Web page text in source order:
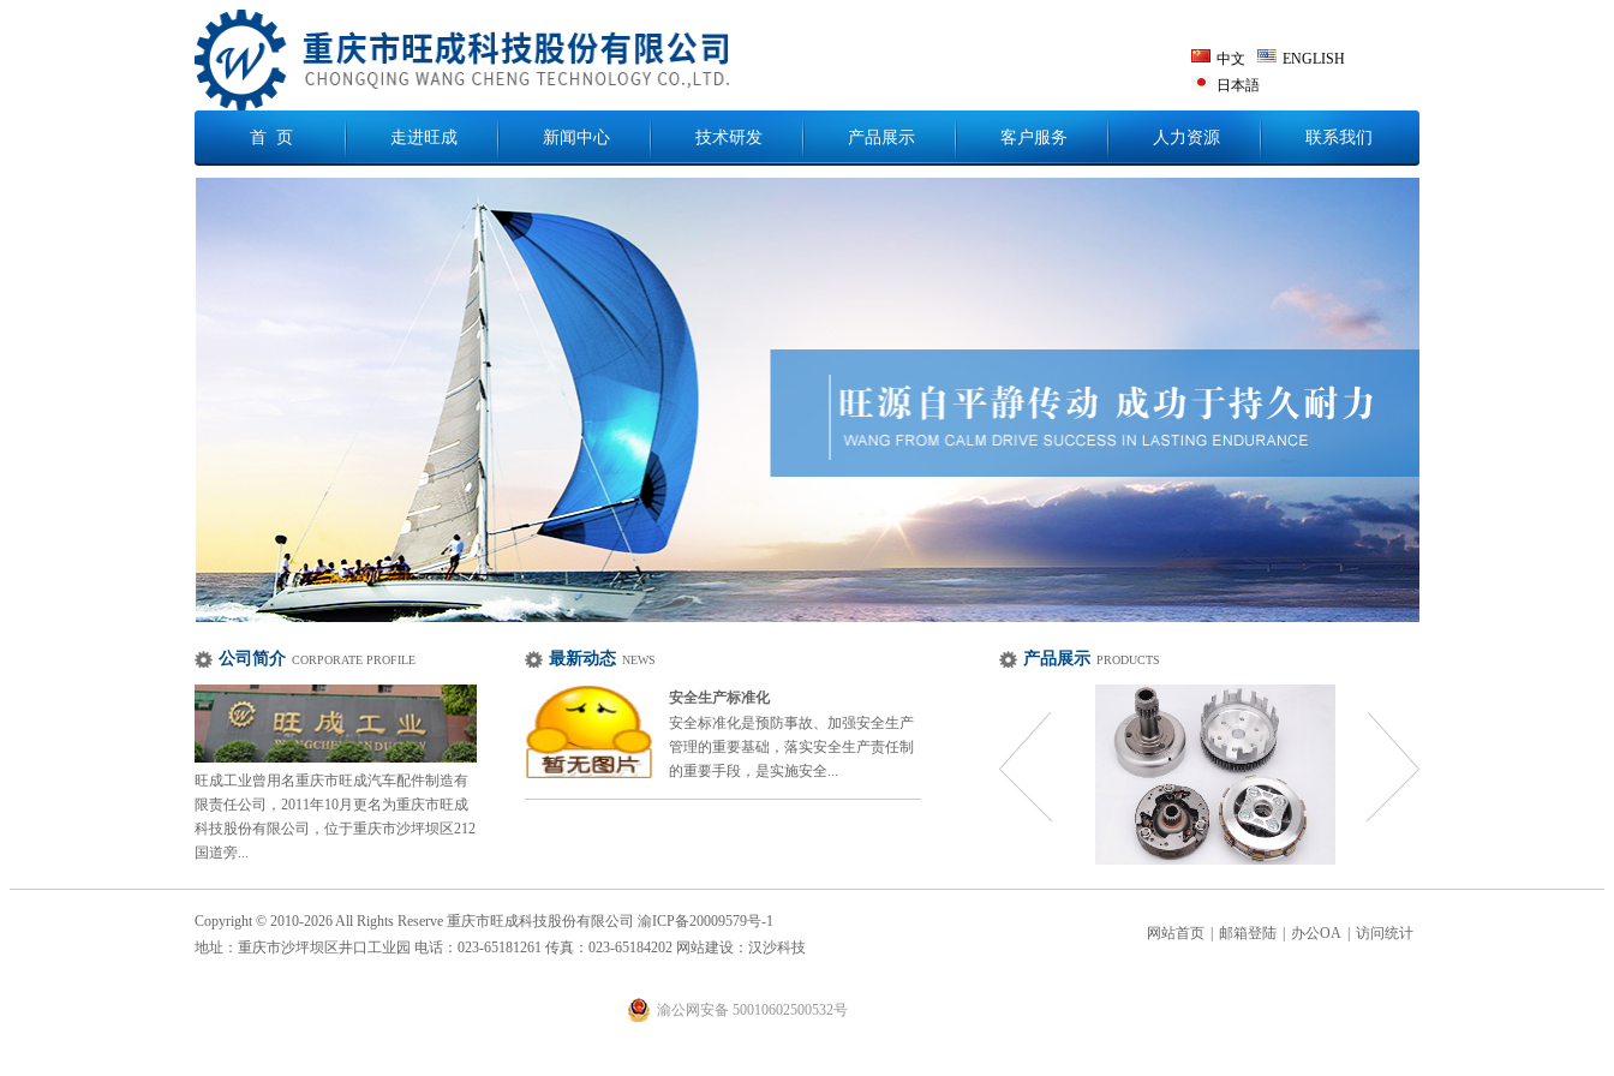
中文
ENGLISH
日本語
首 页 走进旺成 新闻中心 技术研发 产品展示 客户服务 人力资源 联系我们
公司简介 CORPORATE PROFILE
旺成工业曾用名重庆市旺成汽车配件制造有
限责任公司，2011年10月更名为重庆市旺成
科技股份有限公司，位于重庆市沙坪坝区212
国道旁...
最新动态 NEWS
安全生产标准化
安全标准化是预防事故、加强安全生产
管理的重要基础，落实安全生产责任制
的重要手段，是实施安全...
产品展示 PRODUCTS
Copyright © 2010-2026 All Rights Reserve 重庆市旺成科技股份有限公司 渝ICP备20009579号-1
地址：重庆市沙坪坝区井口工业园 电话：023-65181261 传真：023-65184202 网站建设： 汉沙科技
网站首页 邮箱登陆 办公OA 访问统计
渝公网安备 50010602500532号